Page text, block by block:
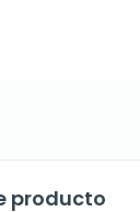
producto